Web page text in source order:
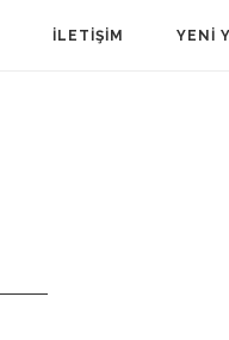
İLETIŞIM YENI